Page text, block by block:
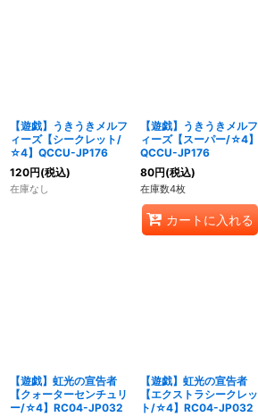
【遊戯】うきうきメルフ
ィーズ【シークレット/
☆4】QCCU-JP176
120円(税込)
在庫なし
【遊戯】うきうきメルフ
ィーズ【スーパー/☆4】
QCCU-JP176
80円(税込)
在庫数4枚
カートに入れる
【遊戯】虹光の宣告者
【クォーターセンチュリ
ー/☆4】RC04-JP032
【遊戯】虹光の宣告者
【エクストラシークレッ
ト/☆4】RC04-JP032